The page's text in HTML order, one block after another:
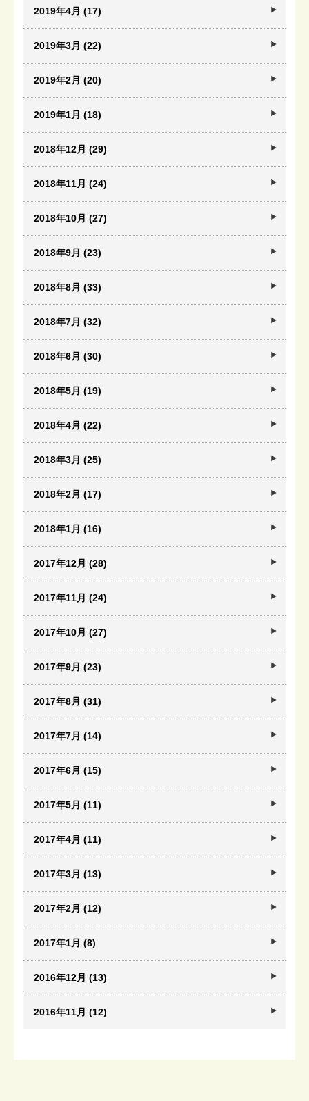
2019年4月 (17)
2019年3月 (22)
2019年2月 (20)
2019年1月 (18)
2018年12月 (29)
2018年11月 (24)
2018年10月 (27)
2018年9月 (23)
2018年8月 (33)
2018年7月 (32)
2018年6月 (30)
2018年5月 (19)
2018年4月 (22)
2018年3月 (25)
2018年2月 (17)
2018年1月 (16)
2017年12月 (28)
2017年11月 (24)
2017年10月 (27)
2017年9月 (23)
2017年8月 (31)
2017年7月 (14)
2017年6月 (15)
2017年5月 (11)
2017年4月 (11)
2017年3月 (13)
2017年2月 (12)
2017年1月 (8)
2016年12月 (13)
2016年11月 (12)